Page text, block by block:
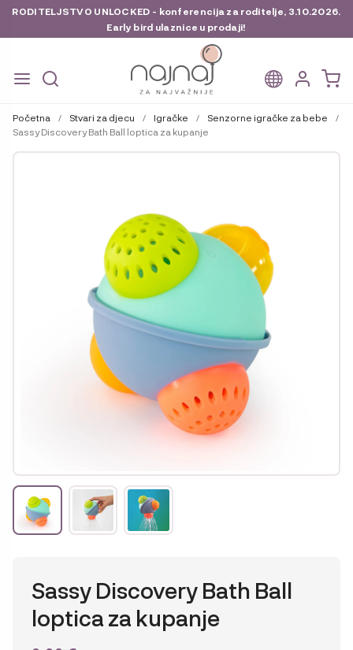
RODITELJSTVO UNLOCKED - konferencija za roditelje, 3.10.2026.
Early bird ulaznice u prodaji!
na
navigaciju
do
sadržaja
Početna / Stvari za djecu / Igračke / Senzorne igračke za bebe
/
Sassy Discovery Bath Ball loptica za kupanje
Sassy Discovery Bath Ball
loptica za kupanje